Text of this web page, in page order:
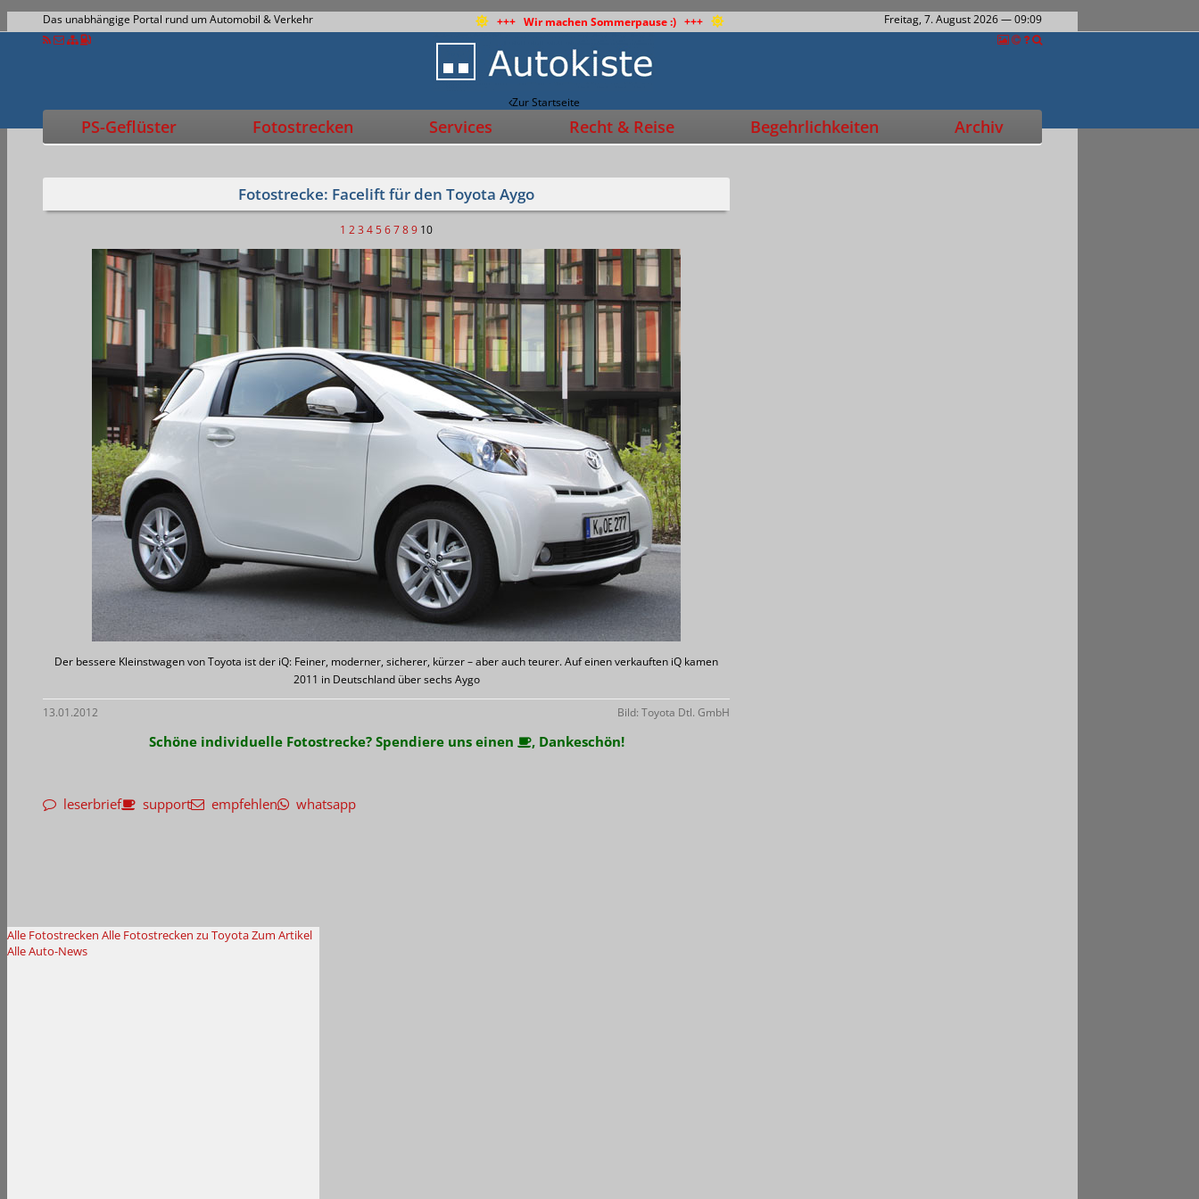
Das unabhängige Portal rund um Automobil & Verkehr +++ Wir machen Sommerpause :) +++ Freitag, 7. August 2026— 09:09
Zur Startseite
PS-Geflüster Fotostrecken Services Recht & Reise Begehrlichkeiten Archiv
Fotostrecke: Facelift für den Toyota Aygo
1 23 4 56789 10
Der bessere Kleinstwagen von Toyota ist der iQ: Feiner, moderner, sicherer, kürzer – aber auch teurer. Auf einen verkauften iQ kamen
2011 in Deutschland über sechs Aygo
13.01.2012 Bild: Toyota Dtl. GmbH
Schöne individuelle Fotostrecke? Spendiere uns einen , Dankeschön!
leserbrief support empfehlen whatsapp
Alle Fotostrecken Alle Fotostrecken zu ToyotaZum Artikel
Alle Auto-News